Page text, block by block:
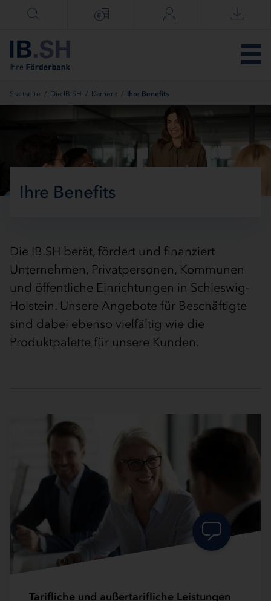
Menü überspringen
Startseite / Die IB.SH / Karriere / Ihre Benefits
Ihre Benefits
Die IB.SH berät, fördert und finanziert
Unternehmen, Privatpersonen, Kommunen
und öffentliche Einrichtungen in Schleswig-
Holstein. Unsere Angebote für Beschäftigte
sind dabei ebenso vielfältig wie die
Produktpalette für unsere Kunden.
Tarifliche und außertarifliche Leistungen